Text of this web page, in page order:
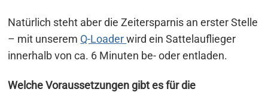
Natürlich steht aber die Zeitersparnis an erster Stelle
– mit unserem Q-Loaderwird ein Sattelauflieger
innerhalb von ca. 6 Minuten be- oder entladen.
Welche Voraussetzungen gibt es für die